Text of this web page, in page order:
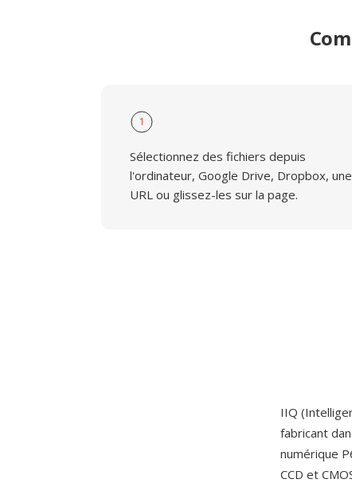
1
Sélectionnez des fichiers depuis
l'ordinateur, Google Drive, Dropbox, une
URL ou glissez-les sur la page.
IIQ
fabricant
numérique
CCD et